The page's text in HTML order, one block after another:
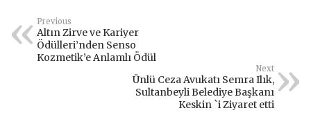
Previous
Altın Zirve ve Kariyer
Ödülleri’nden Senso
Kozmetik’e Anlamlı Ödül
Next
Ünlü Ceza Avukatı Semra Ilık,
Sultanbeyli Belediye Başkanı
Keskin `i Ziyaret etti